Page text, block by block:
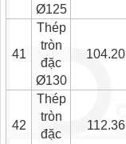
Ø125
41
Thép
tròn
đặc
Ø130
104.20
42
Thép
tròn
đặc
112.36